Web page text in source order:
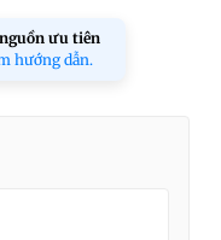
nguồn ưu tiên
hướng dẫn.